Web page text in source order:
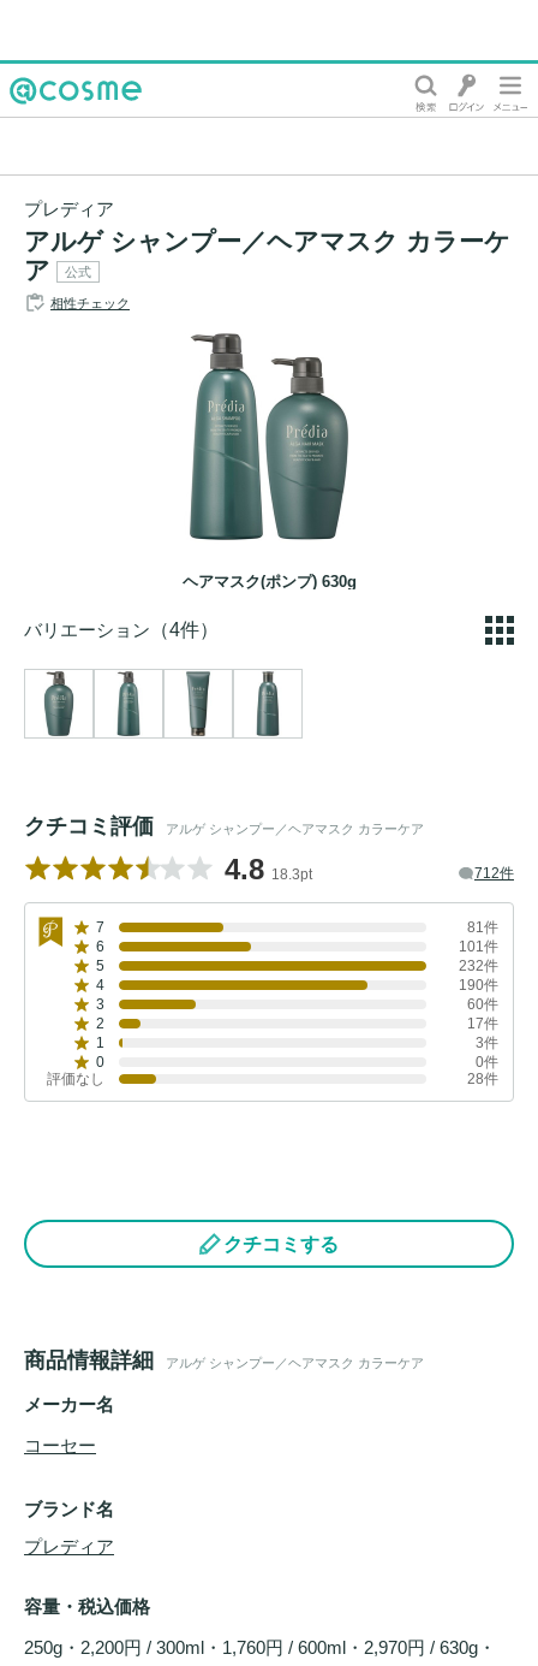
プレディア
アルゲ シャンプー／ヘアマスク カラーケ
ア
公式
相性チェック
ヘアマスク(ポンプ) 630g
バリエーション （4件）
クチコミ評価 アルゲ シャンプー／ヘアマスク カラーケア
4.8 18.3pt 712件
7
81件
6
101件
5
232件
4
190件
3
60件
2
17件
1
3件
0
0件
評価なし
28件
クチコミする
商品情報詳細 アルゲ シャンプー／ヘアマスク カラーケア
メーカー名
コーセー
ブランド名
プレディア
容量・税込価格
250g・2,200円 / 300ml・1,760円 / 600ml・2,970円 / 630g・